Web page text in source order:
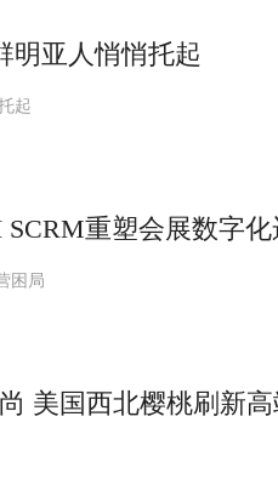
明亚人悄悄托起
起
重塑会展数字
困局
美国西北樱桃刷新